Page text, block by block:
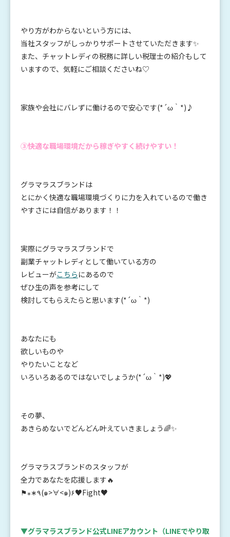
やり方がわからないという方には、
当社スタッフがしっかりサポートさせていただきます✨
また、チャットレディの税務に詳しい税理士の紹介もして
いますので、気軽にご相談くださいね♡
家族や会社にバレずに働けるので安心です(*´ω｀*)♪
③快適な職場環境だから稼ぎやすく続けやすい！
グラマラスブランドは
とにかく快適な職場環境づくりに力を入れているので働き
やすさには自信があります！！
実際にグラマラスブランドで
副業チャットレディとして働いている方の
レビューがこちら にあるので
ぜひ生の声を参考にして
検討してもらえたらと思います(*´ω｀*)
あなたにも
欲しいものや
やりたいことなど
いろいろあるのではないでしょうか(*´ω｀*)💖
その夢、
あきらめないでどんどん叶えていきましょう🌈✨
グラマラスブランドのスタッフが
全力であなたを応援します🔥
⚑⁎∗٩(๑>∀<๑)۶♥Fight♥
▼グラマラスブランド公式LINEアカウント （LINEでやり取